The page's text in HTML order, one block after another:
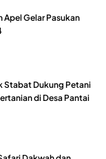
Apel Gelar Pasukan
Stabat Dukung Petani
di Desa Pantai